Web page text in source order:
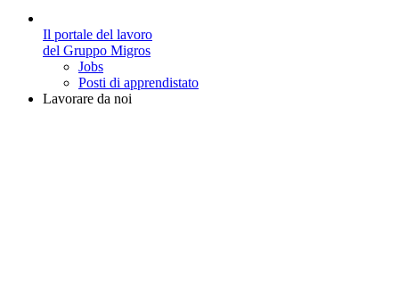
Il portale del lavoro
del Gruppo Migros
Jobs
Posti di apprendistato
Lavorare da noi